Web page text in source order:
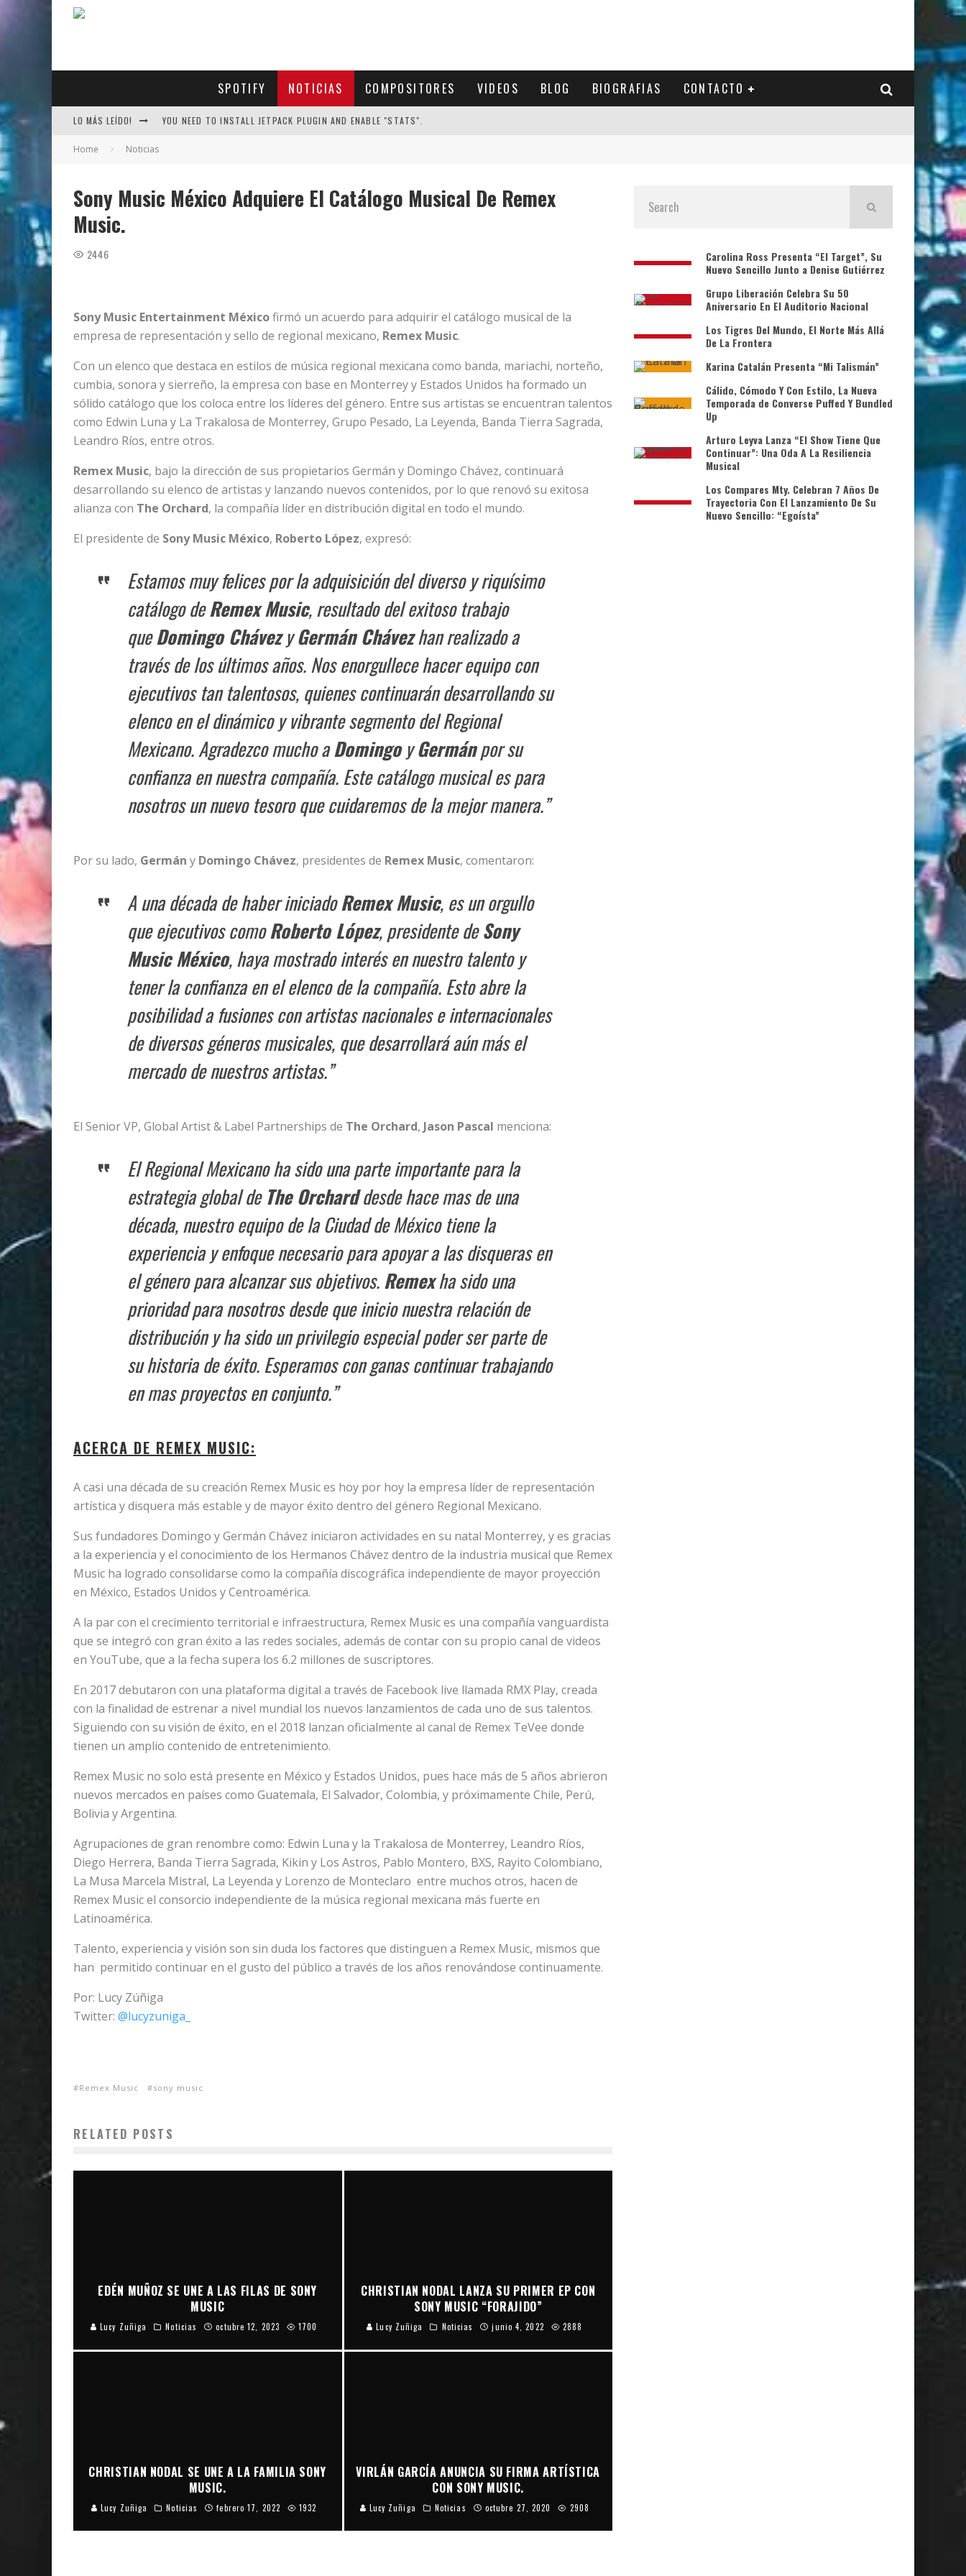
SPOTIFY NOTICIAS COMPOSITORES VIDEOS BLOG BIOGRAFIAS CONTACTO
LO MÁS LEÍDO! YOU NEED TO INSTALL JETPACK PLUGIN AND ENABLE "STATS".
Home Noticias
Sony Music México Adquiere El Catálogo Musical De Remex
Music.
2446
Sony Music Entertainment Méxicofirmó un acuerdo para adquirir el catálogo musical de la
empresa de representación y sello de regional mexicano, Remex Music.
Con un elenco que destaca en estilos de música regional mexicana como banda, mariachi, norteño,
cumbia, sonora y sierreño, la empresa con base en Monterrey y Estados Unidos ha formado un
sólido catálogo que los coloca entre los líderes del género. Entre sus artistas se encuentran talentos
como Edwin Luna y La Trakalosa de Monterrey, Grupo Pesado, La Leyenda, Banda Tierra Sagrada,
Leandro Ríos, entre otros.
Remex Music, bajo la dirección de sus propietarios Germán y Domingo Chávez, continuará
desarrollando su elenco de artistas y lanzando nuevos contenidos, por lo que renovó su exitosa
alianza con The Orchard, la compañía líder en distribución digital en todo el mundo.
El presidente de Sony Music México, Roberto López, expresó:
Estamos muy felices por la adquisición del diverso y riquísimo
catálogo deRemex Music, resultado del exitoso trabajo
queDomingo ChávezyGermán Chávezhan realizado a
través de los últimos años. Nos enorgullece hacer equipo con
ejecutivos tan talentosos, quienes continuarán desarrollando su
elenco en el dinámico y vibrante segmento del Regional
Mexicano. Agradezco mucho aDomingoyGermánpor su
confianza en nuestra compañía. Este catálogo musical es para
nosotros un nuevo tesoro que cuidaremos de la mejor manera.”
Por su lado, Germán y Domingo Chávez, presidentes de Remex Music, comentaron:
A una década de haber iniciadoRemex Music, es un orgullo
que ejecutivos comoRoberto López, presidente deSony
Music México, haya mostrado interés en nuestro talento y
tener la confianza en el elenco de la compañía. Esto abre la
posibilidad a fusiones con artistas nacionales e internacionales
de diversos géneros musicales, que desarrollará aún más el
mercado de nuestros artistas.”
El Senior VP, Global Artist & Label Partnerships de The Orchard, Jason Pascal menciona:
El Regional Mexicano ha sido una parte importante para la
estrategia global deThe Orcharddesde hace mas de una
década, nuestro equipo de la Ciudad de México tiene la
experiencia y enfoque necesario para apoyar a las disqueras en
el género para alcanzar sus objetivos.Remexha sido una
prioridad para nosotros desde que inicio nuestra relación de
distribución y ha sido un privilegio especial poder ser parte de
su historia de éxito. Esperamos con ganas continuar trabajando
en mas proyectos en conjunto.”
ACERCA DE REMEX MUSIC:
A casi una década de su creación Remex Music es hoy por hoy la empresa líder de representación
artística y disquera más estable y de mayor éxito dentro del género Regional Mexicano.
Sus fundadores Domingo y Germán Chávez iniciaron actividades en su natal Monterrey, y es gracias
a la experiencia y el conocimiento de los Hermanos Chávez dentro de la industria musical que Remex
Music ha logrado consolidarse como la compañía discográfica independiente de mayor proyección
en México, Estados Unidos y Centroamérica.
A la par con el crecimiento territorial e infraestructura, Remex Music es una compañía vanguardista
que se integró con gran éxito a las redes sociales, además de contar con su propio canal de videos
en YouTube, que a la fecha supera los 6.2 millones de suscriptores.
En 2017 debutaron con una plataforma digital a través de Facebook live llamada RMX Play, creada
con la finalidad de estrenar a nivel mundial los nuevos lanzamientos de cada uno de sus talentos.
Siguiendo con su visión de éxito, en el 2018 lanzan oficialmente al canal de Remex TeVee donde
tienen un amplio contenido de entretenimiento.
Remex Music no solo está presente en México y Estados Unidos, pues hace más de 5 años abrieron
nuevos mercados en países como Guatemala, El Salvador, Colombia, y próximamente Chile, Perú,
Bolivia y Argentina.
Agrupaciones de gran renombre como: Edwin Luna y la Trakalosa de Monterrey, Leandro Ríos,
Diego Herrera, Banda Tierra Sagrada, Kikin y Los Astros, Pablo Montero, BXS, Rayito Colombiano,
La Musa Marcela Mistral, La Leyenda y Lorenzo de Monteclaro entre muchos otros, hacen de
Remex Music el consorcio independiente de la música regional mexicana más fuerte en
Latinoamérica.
Talento, experiencia y visión son sin duda los factores que distinguen a Remex Music, mismos que
han permitido continuar en el gusto del público a través de los años renovándose continuamente.
Por: Lucy Zúñiga
Twitter: @lucyzuniga_
Remex Music sony music
RELATED POSTS
EDÉN MUÑOZ SE UNE A LAS FILAS DE SONY
MUSIC
Lucy Zuñiga Noticias octubre 12, 2023 1700
CHRISTIAN NODAL LANZA SU PRIMER EP CON
SONY MUSIC “FORAJIDO”
Lucy Zuñiga Noticias junio 4, 2022 2888
CHRISTIAN NODAL SE UNE A LA FAMILIA SONY
MUSIC.
Lucy Zuñiga Noticias febrero 17, 2022 1932
VIRLÁN GARCÍA ANUNCIA SU FIRMA ARTÍSTICA
CON SONY MUSIC.
Lucy Zuñiga Noticias octubre 27, 2020 2908
Carolina Ross Presenta “El Target”, Su
Nuevo Sencillo Junto a Denise Gutiérrez
Grupo Liberación Celebra Su 50
Aniversario En El Auditorio Nacional
Los Tigres Del Mundo, El Norte Más Allá
De La Frontera
Karina Catalán Presenta “Mi Talismán”
Cálido, Cómodo Y Con Estilo, La Nueva
Temporada de Converse Puffed Y Bundled
Up
Arturo Leyva Lanza “El Show Tiene Que
Continuar”: Una Oda A La Resiliencia
Musical
Los Compares Mty. Celebran 7 Años De
Trayectoria Con El Lanzamiento De Su
Nuevo Sencillo: “Egoísta”